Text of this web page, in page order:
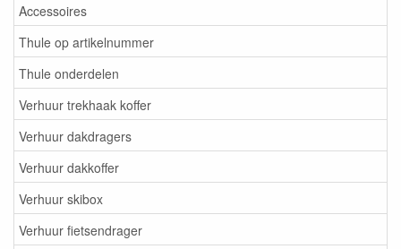
Accessoires
Thule op artikelnummer
Thule onderdelen
Verhuur trekhaak koffer
Verhuur dakdragers
Verhuur dakkoffer
Verhuur skibox
Verhuur fietsendrager